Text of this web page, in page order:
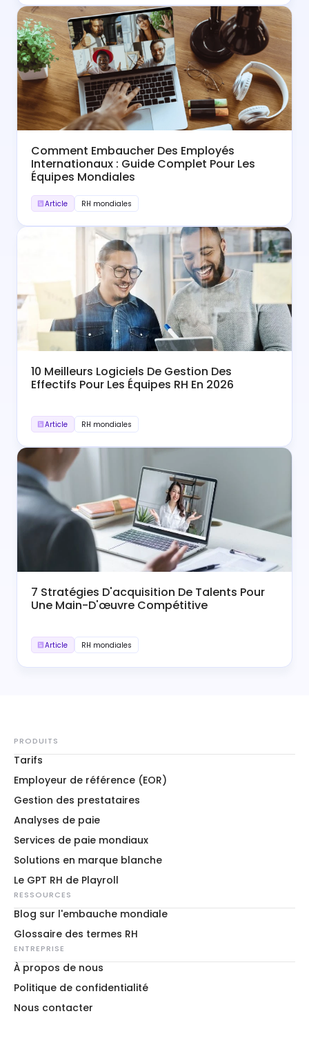
Comment Embaucher Des Employés
Internationaux : Guide Complet Pour Les
Équipes Mondiales
Article RH mondiales
10 Meilleurs Logiciels De Gestion Des
Effectifs Pour Les Équipes RH En 2026
Article RH mondiales
7 Stratégies D'acquisition De Talents Pour
Une Main-D'œuvre Compétitive
Article RH mondiales
PRODUITS
Tarifs
Employeur de référence (EOR)
Gestion des prestataires
Analyses de paie
Services de paie mondiaux
Solutions en marque blanche
Le GPT RH de Playroll
RESSOURCES
Blog sur l'embauche mondiale
Glossaire des termes RH
ENTREPRISE
À propos de nous
Politique de confidentialité
Nous contacter